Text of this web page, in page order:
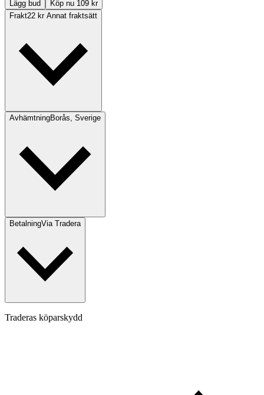
Lägg bud
Köp nu 109 kr
Frakt22 kr Annat fraktsätt
AvhämtningBorås, Sverige
BetalningVia Tradera
Traderas köparskydd